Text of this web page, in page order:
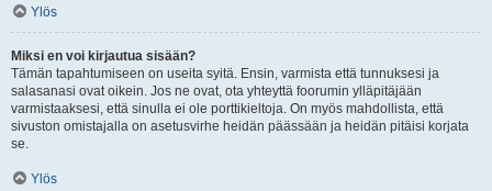
Ylös
Miksi en voi kirjautua sisään?
Tämän tapahtumiseen on useita syitä. Ensin, varmista että tunnuksesi ja
salasanasi ovat oikein. Jos ne ovat, ota yhteyttä foorumin ylläpitäjään
varmistaaksesi, että sinulla ei ole porttikieltoja. On myös mahdollista, että
sivuston omistajalla on asetusvirhe heidän päässään ja heidän pitäisi korjata
se.
Ylös